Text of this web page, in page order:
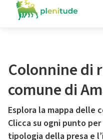
Colonnine di
comune di
Esplora la mappa delle
Clicca su ogni punto
tipologia della presa e